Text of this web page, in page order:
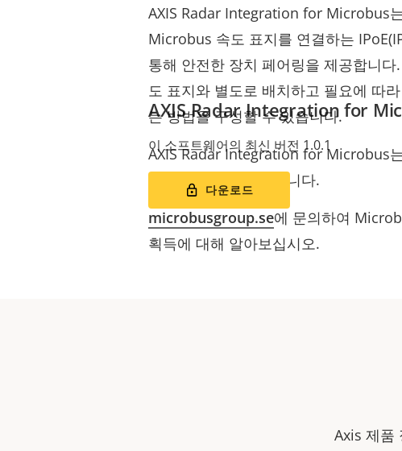
AXIS Radar Integration for Microbus
Microbus 속도 표지를 연결하는
통해 안전한 장치 페어링을 제공합니
도 표지와 별도로 배치하고 필요에 따
는 방법을 구성할 수 있습니다.
AXIS Radar Integration for Microbus
속도 표지와만 호환됩니다.
microbusgroup.se에 문의하여
획득에 대해 알아보십시오.
AXIS Radar Integration for
이 소프트웨어의 최신 버전 1.0.1
다운로드
Axis 제품